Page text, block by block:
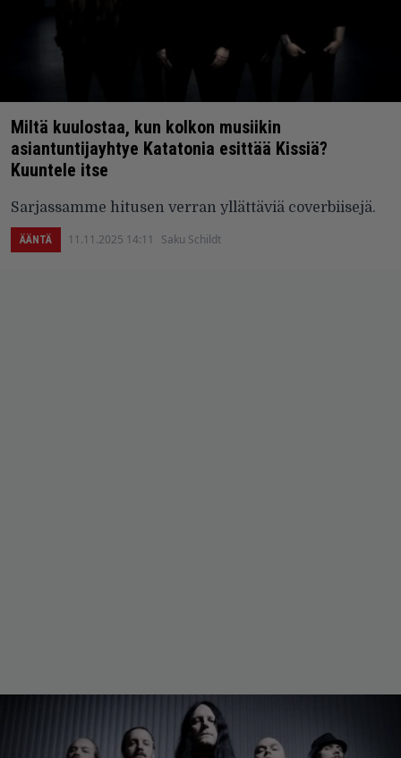
Miltä kuulostaa, kun kolkon musiikin
asiantuntijayhtye Katatonia esittää Kissiä?
Kuuntele itse
Sarjassamme hitusen verran yllättäviä coverbiisejä.
ÄÄNTÄ 11.11.2025 14:11 Saku Schildt